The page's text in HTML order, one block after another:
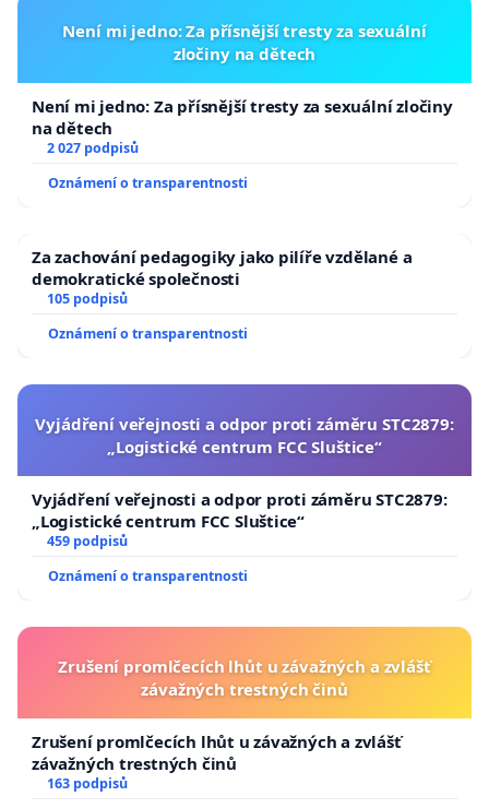
Není mi jedno: Za přísnější tresty za sexuální
zločiny na dětech
Není mi jedno: Za přísnější tresty za sexuální zločiny
na dětech
2 027 podpisů
Oznámení o transparentnosti
Za zachování pedagogiky jako pilíře vzdělané a
demokratické společnosti
105 podpisů
Oznámení o transparentnosti
Vyjádření veřejnosti a odpor proti záměru STC2879:
„Logistické centrum FCC Sluštice“
Vyjádření veřejnosti a odpor proti záměru STC2879:
„Logistické centrum FCC Sluštice“
459 podpisů
Oznámení o transparentnosti
Zrušení promlčecích lhůt u závažných a zvlášť
závažných trestných činů
Zrušení promlčecích lhůt u závažných a zvlášť
závažných trestných činů
163 podpisů